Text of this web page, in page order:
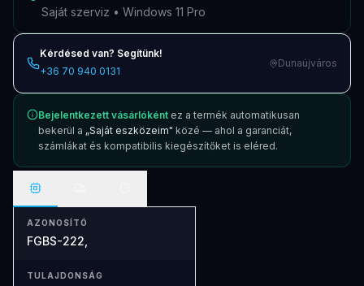
Saját szerviz • Windows 11 Pro
Kérdésed van? Segítünk!
+36 70 940 0131
Dunaújváros
Bejelentkezett vásárlóként ez a termék automatikusan
bekerül a „Saját eszközeim" közé — ahol a garanciát,
számlákat és kompatibilis kiegészítőket is eléred.
AZONOSÍTÓ
FGBS-222,
TULAJDONSÁG